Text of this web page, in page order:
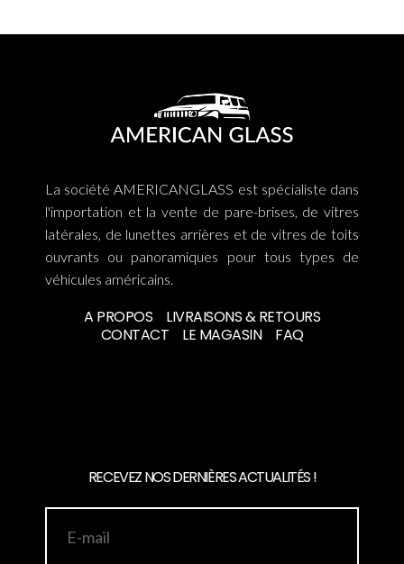
La société AMERICANGLASS est spécialiste dans
l'importation et la vente de pare-brises, de vitres
latérales, de lunettes arrières et de vitres de toits
ouvrants ou panoramiques pour tous types de
véhicules américains.
A PROPOS
LIVRAISONS & RETOURS
CONTACT
LE MAGASIN FAQ
RECEVEZ NOS DERNIÈRES ACTUALITÉS !